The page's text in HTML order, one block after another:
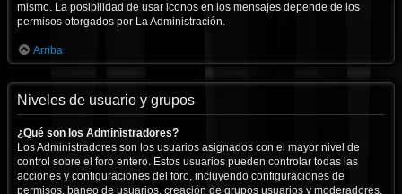
mismo. La posibilidad de usar iconos en los mensajes depende de los
permisos otorgados por La Administración.
Arriba
Niveles de usuario y grupos
¿Qué son los Administradores?
Los Administradores son los usuarios asignados con el mayor nivel de
control sobre el foro entero. Estos usuarios pueden controlar todas las
acciones y configuraciones del foro, incluyendo configuraciones de
permisos, baneo de usuarios, creación de grupos usuarios y moderadores,